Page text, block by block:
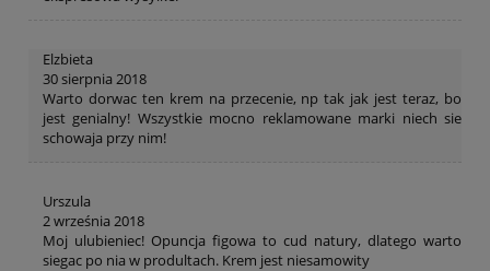
Elzbieta
30 sierpnia 2018
Warto dorwac ten krem na przecenie, np tak jak jest teraz, bo
jest genialny! Wszystkie mocno reklamowane marki niech sie
schowaja przy nim!
Urszula
2 września 2018
Moj ulubieniec! Opuncja figowa to cud natury, dlatego warto
siegac po nia w produltach. Krem jest niesamowity